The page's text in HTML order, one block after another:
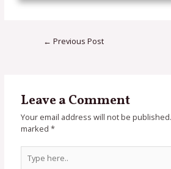
← Previous Post
Leave a Comment
Your email address will not be published.
marked*
here..